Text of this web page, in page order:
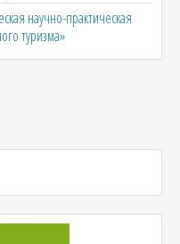
научно-практическая
туризма»